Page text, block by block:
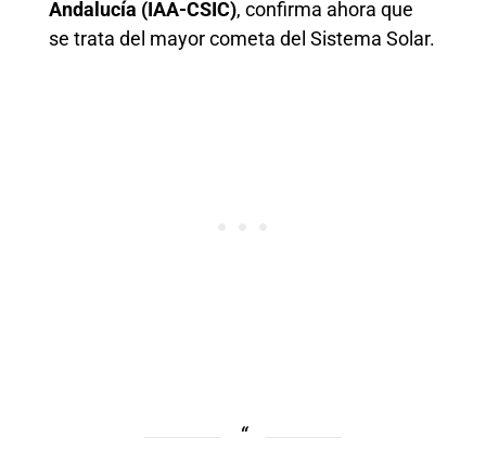
Andalucía (IAA-CSIC), confirma ahora que
se trata del mayor cometa del Sistema Solar.